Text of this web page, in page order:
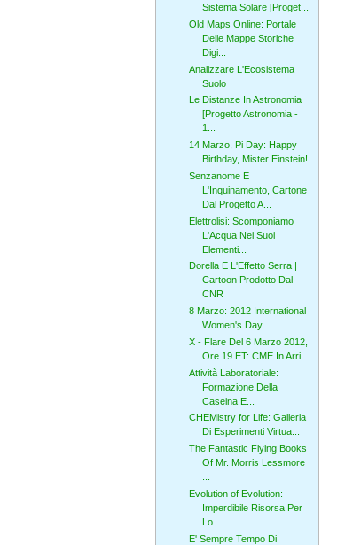
Sistema Solare [Proget...
Old Maps Online: Portale
Delle Mappe Storiche
Digi...
Analizzare L'Ecosistema
Suolo
Le Distanze In Astronomia
[Progetto Astronomia -
1...
14 Marzo, Pi Day: Happy
Birthday, Mister Einstein!
Senzanome E
L'Inquinamento, Cartone
Dal Progetto A...
Elettrolisi: Scomponiamo
L'Acqua Nei Suoi
Elementi...
Dorella E L'Effetto Serra |
Cartoon Prodotto Dal
CNR
8 Marzo: 2012 International
Women's Day
X - Flare Del 6 Marzo 2012,
Ore 19 ET: CME In Arri...
Attività Laboratoriale:
Formazione Della
Caseina E...
CHEMistry for Life: Galleria
Di Esperimenti Virtua...
The Fantastic Flying Books
Of Mr. Morris Lessmore
Evolution of Evolution:
Imperdibile Risorsa Per
Lo...
E' Sempre Tempo Di